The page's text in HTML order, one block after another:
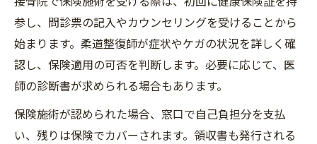
参し、問診票の記入やカウンセリングを受けることから
始まります。柔道整復師が症状やケガの状況を詳しく確
認し、保険適用の可否を判断します。必要に応じて、医
師の診断書が求められる場合もあります。
保険施術が認められた場合、窓口で自己負担分を支払
い、残りは保険でカバーされます。領収書も発行される